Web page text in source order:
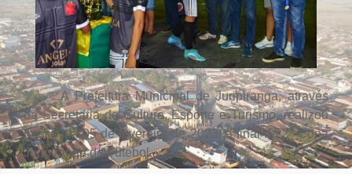
A Prefeitura Municipal de Juripiranga, através
da Secretaria de Cultura, Esporte e Turismo, realizou
nesse dia 05 de fevereiro de 2023, a final da 2ª Copa
Juripiranga de Futebol.